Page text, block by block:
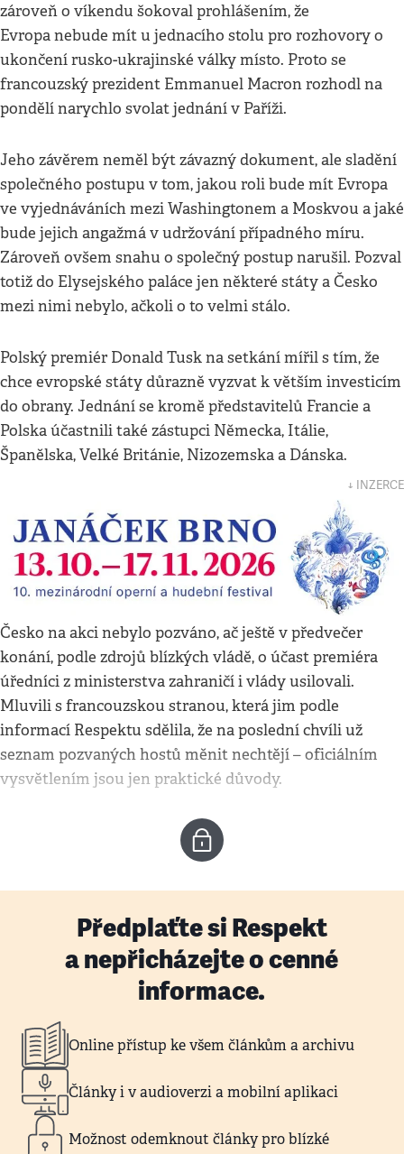
zároveň o víkendu šokoval prohlášením, že
Evropa nebude mít u jednacího stolu pro rozhovory o
ukončení rusko-ukrajinské války místo. Proto se
francouzský prezident Emmanuel Macron rozhodl na
pondělí narychlo svolat jednání v Paříži.
Jeho závěrem neměl být závazný dokument, ale sladění
společného postupu v tom, jakou roli bude mít Evropa
ve vyjednáváních mezi Washingtonem a Moskvou a jaké
bude jejich angažmá v udržování případného míru.
Zároveň ovšem snahu o společný postup narušil. Pozval
totiž do Elysejského paláce jen některé státy a Česko
mezi nimi nebylo, ačkoli o to velmi stálo.
Polský premiér Donald Tusk na setkání mířil s tím, že
chce evropské státy důrazně vyzvat k větším investicím
do obrany. Jednání se kromě představitelů Francie a
Polska účastnili také zástupci Německa, Itálie,
Španělska, Velké Británie, Nizozemska a Dánska.
↓ INZERCE
Česko na akci nebylo pozváno, ač ještě v předvečer
konání, podle zdrojů blízkých vládě, o účast premiéra
úředníci z ministerstva zahraničí i vlády usilovali.
Mluvili s francouzskou stranou, která jim podle
informací Respektu sdělila, že na poslední chvíli už
seznam pozvaných hostů měnit nechtějí – oficiálním
vysvětlením jsou jen praktické důvody.
Předplaťte si Respekt
a nepřicházejte o cenné
informace.
Online přístup ke všem článkům a archivu
Články i v audioverzi a mobilní aplikaci
Možnost odemknout články pro blízké